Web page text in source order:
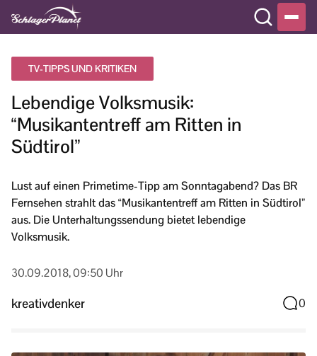
TV-TIPPS UND KRITIKEN
Lebendige Volksmusik:
“Musikantentreff am Ritten in
Südtirol”
Lust auf einen Primetime-Tipp am Sonntagabend? Das BR
Fernsehen strahlt das “Musikantentreff am Ritten in Südtirol”
aus. Die Unterhaltungssendung bietet lebendige
Volksmusik.
30.09.2018, 09:50 Uhr
kreativdenker 0